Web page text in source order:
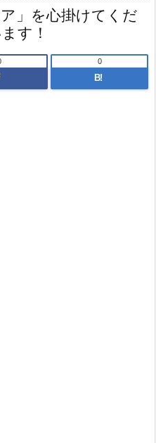
」を心掛けてくだ
す！
B!
0